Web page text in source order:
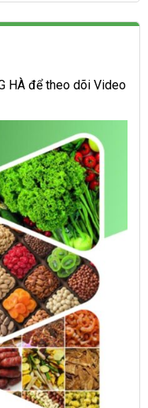
HÀ để theo dõi Video